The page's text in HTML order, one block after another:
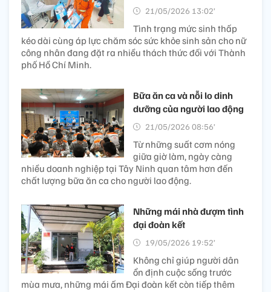
21/05/2026 13:02’
Tình trạng mức sinh thấp
kéo dài cùng áp lực chăm sóc sức khỏe sinh sản cho nữ
công nhân đang đặt ra nhiều thách thức đối với Thành
phố Hồ Chí Minh.
Bữa ăn ca và nỗi lo dinh
dưỡng của người lao động
21/05/2026 08:56’
Từ những suất cơm nóng
giữa giờ làm, ngày càng
nhiều doanh nghiệp tại Tây Ninh quan tâm hơn đến
chất lượng bữa ăn ca cho người lao động.
Những mái nhà đượm tình
đại đoàn kết
19/05/2026 19:52’
Không chỉ giúp người dân
ổn định cuộc sống trước
mùa mưa, những mái ấm Đại đoàn kết còn tiếp thêm